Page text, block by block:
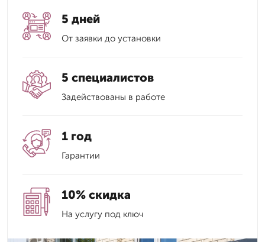
5 дней
От заявки до установки
5 специалистов
Задействованы в работе
1 год
Гарантии
10% скидка
На услугу под ключ